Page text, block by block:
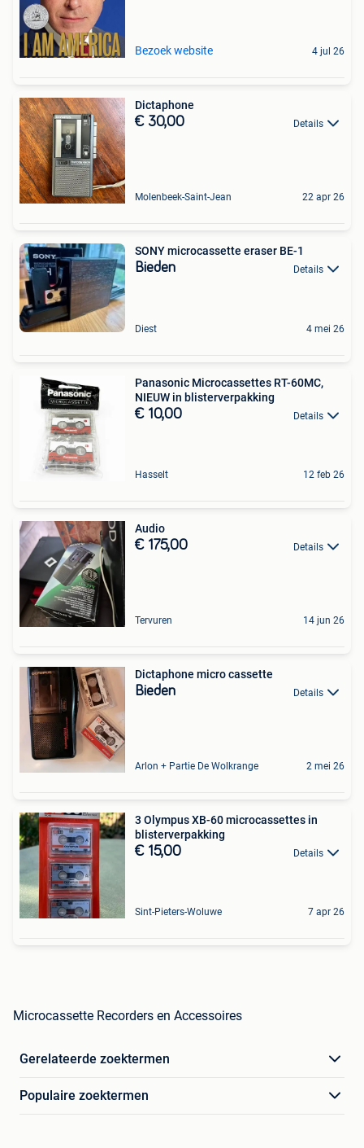
Bezoek website 4 jul 26
Dictaphone
€ 30,00 Details
Molenbeek-Saint-Jean 22 apr 26
SONY microcassette eraser BE-1
Bieden Details
Diest 4 mei 26
Panasonic Microcassettes RT-60MC,
NIEUW in blisterverpakking
€ 10,00 Details
Hasselt 12 feb 26
Audio
€ 175,00 Details
Tervuren 14 jun 26
Dictaphone micro cassette
Bieden Details
Arlon + Partie De Wolkrange 2 mei 26
3 Olympus XB-60 microcassettes in
blisterverpakking
€ 15,00 Details
Sint-Pieters-Woluwe 7 apr 26
Microcassette Recorders en Accessoires
Gerelateerde zoektermen
Populaire zoektermen